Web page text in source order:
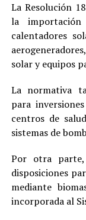
La Resolución
la importación
calentadores
solar y equipos
La normativa
para
centros de
sistemas de
Por otra
disposiciones
mediante
incorporada al